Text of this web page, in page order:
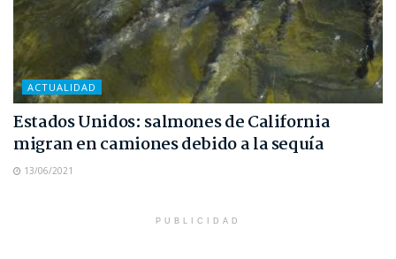
ACTUALIDAD
Estados Unidos: salmones de California
migran en camiones debido a la sequía
13/06/2021
PUBLICIDAD